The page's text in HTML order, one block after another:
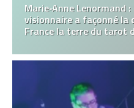
Marie‑Anne Lenormand
visionnaire a façonné
France la terre du tarot